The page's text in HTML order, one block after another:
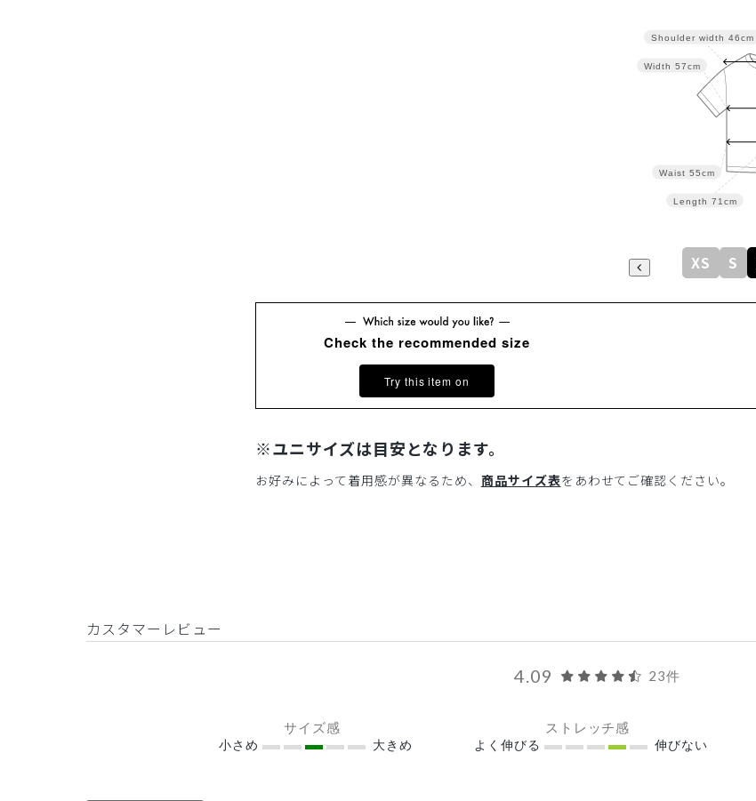
Length 71cm
Waist 55cm
Width 57cm
Shoulder width 46cm
XS S
Check the recommended size
Try this item on
※ユニサイズは目安となります。
お好みによって着用感が異なるため、 商品サイズ表をあわせてご確認ください。
カスタマーレビュー
4.09 23件
サイズ感
小さめ 大きめ
ストレッチ感
よく伸びる 伸びない